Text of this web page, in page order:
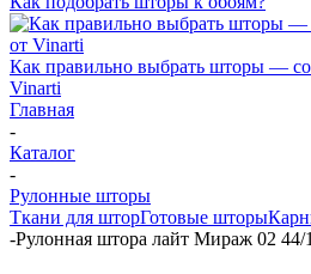
Как правильно выбрать шторы —
Vinarti
Главная
-
Каталог
-
Рулонные шторы
Ткани для шторГотовые шторы
-Рулонная штора лайт Мираж 02 44/